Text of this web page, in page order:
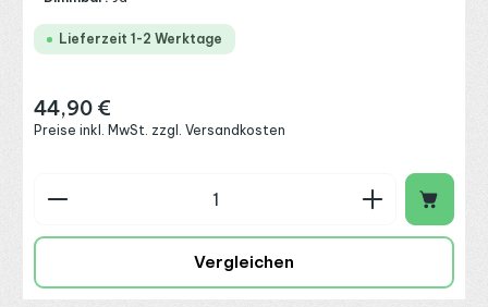
Lieferzeit 1-2 Werktage
Regulärer Preis:
44,90 €
Preise inkl. MwSt. zzgl. Versandkosten
Produkt Anzahl: Gib den gewünschten Wert
Vergleichen